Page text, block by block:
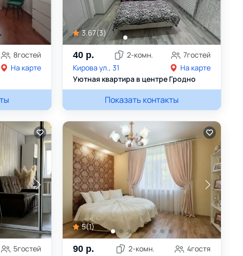
8гостей
На карте
3.67(3)
40 р. 2-комн. 7гостей
Кирова ул., 31
На карте
Уютная квартира в центре Гродно
+375298858861
Показать контакты
5гостей
5(1)
90 р. 2-комн. 4гостя